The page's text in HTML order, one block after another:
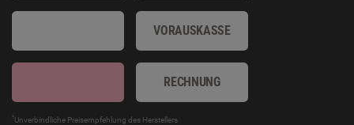
VORAUSKASSE
RECHNUNG
*Unverbindliche Preisempfehlung des Herstellers